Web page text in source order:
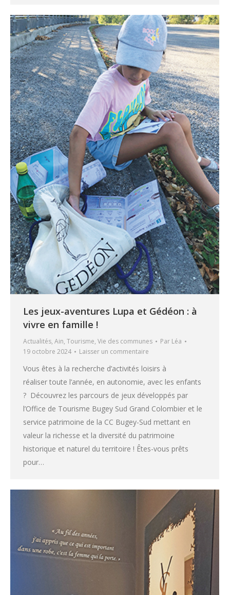
Les jeux-aventures Lupa et Gédéon : à
vivre en famille !
Actualités, Ain, Tourisme, Vie des communes Par Léa
19 octobre 2024
Laisser un commentaire
Vous êtes à la recherche d’activités loisirs à
réaliser toute l’année, en autonomie, avec les enfants
? Découvrez les parcours de jeux développés par
l’Office de Tourisme Bugey Sud Grand Colombier et le
service patrimoine de la CC Bugey-Sud mettant en
valeur la richesse et la diversité du patrimoine
historique et naturel du territoire ! Êtes-vous prêts
pour…